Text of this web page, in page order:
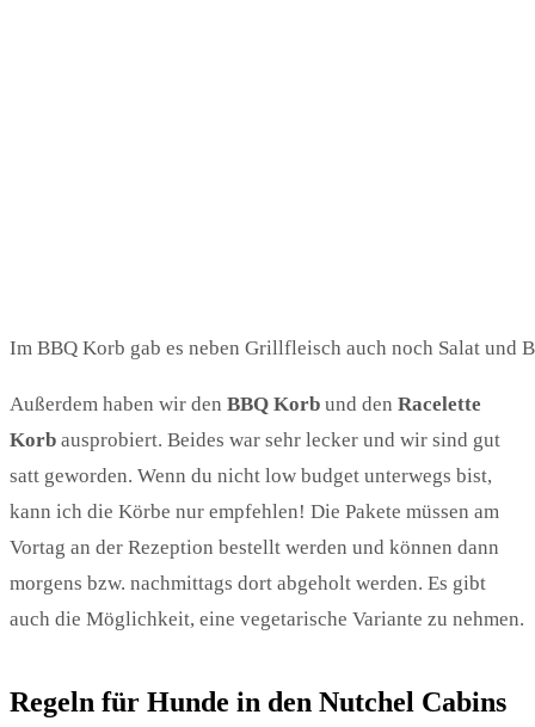
Im BBQ Korb gab es neben Grillfleisch auch noch Salat und
Außerdem haben wir den BBQ Korb und den Racelette
Korb ausprobiert. Beides war sehr lecker und wir sind gut
satt geworden. Wenn du nicht low budget unterwegs bist,
kann ich die Körbe nur empfehlen! Die Pakete müssen am
Vortag an der Rezeption bestellt werden und können dann
morgens bzw. nachmittags dort abgeholt werden. Es gibt
auch die Möglichkeit, eine vegetarische Variante zu nehmen.
Regeln für Hunde in den Nutchel Cabins